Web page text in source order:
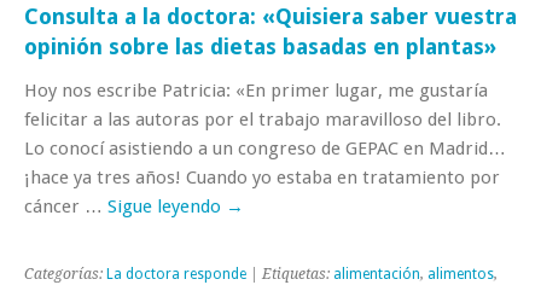
Consulta a la doctora: «Quisiera saber vuestra
opinión sobre las dietas basadas en plantas»
Hoy nos escribe Patricia: «En primer lugar, me gustaría
felicitar a las autoras por el trabajo maravilloso del libro.
Lo conocí asistiendo a un congreso de GEPAC en Madrid…
¡hace ya tres años! Cuando yo estaba en tratamiento por
cáncer … Sigue leyendo →
Categorías: La doctora responde | Etiquetas: alimentación, alimentos,